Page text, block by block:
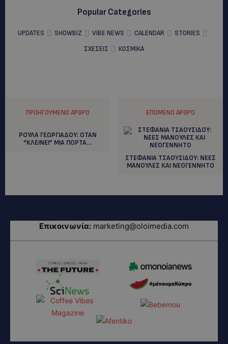
Popular Categories
UPDATES SHOWBIZ VIBE NEWS CALENDAR
STORIES
ΣΧΕΣΕΙΣ
ΚΟΣΜΙΚΑ
ΠΡΟΗΓΟΎΜΕΝΟ ΆΡΘΡΟ
ΡΟΥΛΑ ΓΕΩΡΓΙΑΔΟΥ: ΟΤΑΝ
“ΚΛΕΙΝΕΙ” ΜΙΑ ΠΟΡΤΑ…
ΕΠΌΜΕΝΟ ΆΡΘΡΟ
ΣΤΕΦΑΝΙΑ ΤΣΑΟΥΣΙΔΟΥ: ΝΕΕΣ
ΜΑΝΟΥΛΕΣ ΚΑΙ ΝΕΟΓΕΝΝΗΤΟ
Επικοινωνία: marketing@oloimedia.com